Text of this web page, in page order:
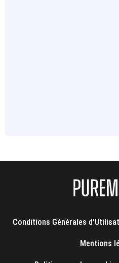
Conditions Générales
Mentions